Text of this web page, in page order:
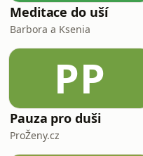
Meditace do uší
Barbora a Ksenia
PP
Pauza pro duši
ProŽeny.cz